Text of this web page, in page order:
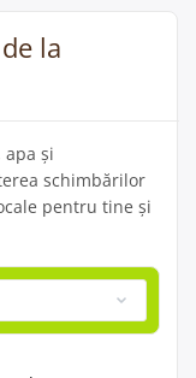
la
apa și
schimbărilor
pentru tine și